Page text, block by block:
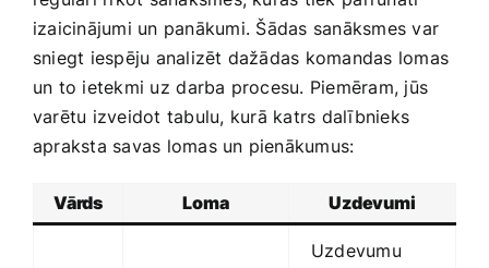
izaicinājumi un panākumi.⁢ Šādas​ sanāksmes var
sniegt iespēju analizēt dažādas komandas lomas
un to ietekmi uz⁤ darba ‍procesu. Piemēram, jūs
varētu izveidot tabulu, ⁣kurā katrs dalībnieks
‍apraksta savas lomas un pienākumus:
Vārds Loma Uzdevumi
Uzdevumu